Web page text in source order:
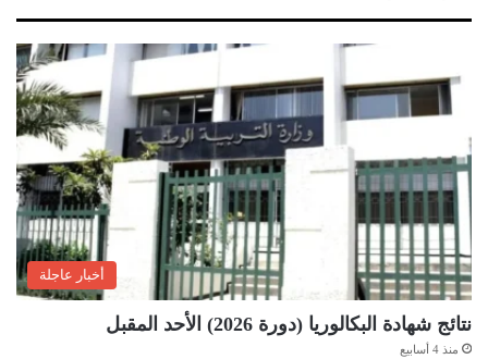
أخبار عاجلة
نتائج شهادة البكالوريا (دورة 2026) الأحد المقبل
منذ 4 أسابيع